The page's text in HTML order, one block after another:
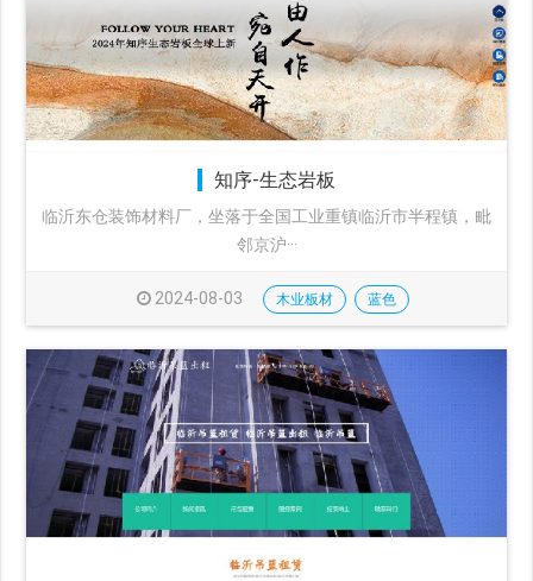
知序-生态岩板
临沂东仓装饰材料厂，坐落于全国工业重镇临沂市半程镇，毗
邻京沪···
2024-08-03 木业板材 蓝色